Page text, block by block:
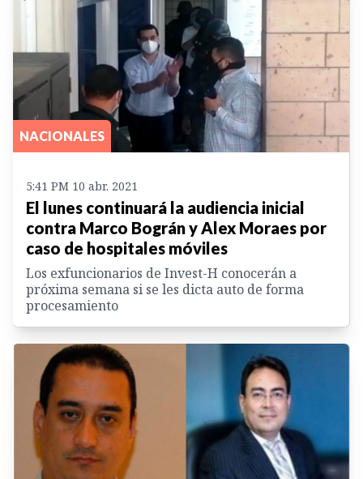
NACIONALES
5:41 PM 10 abr. 2021
El lunes continuará la audiencia inicial
contra Marco Bográn y Alex Moraes por
caso de hospitales móviles
Los exfuncionarios de Invest-H conocerán a
próxima semana si se les dicta auto de forma
procesamiento